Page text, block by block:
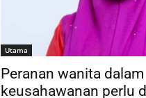
Utama
Peranan wanita dalam
keusahawanan perlu